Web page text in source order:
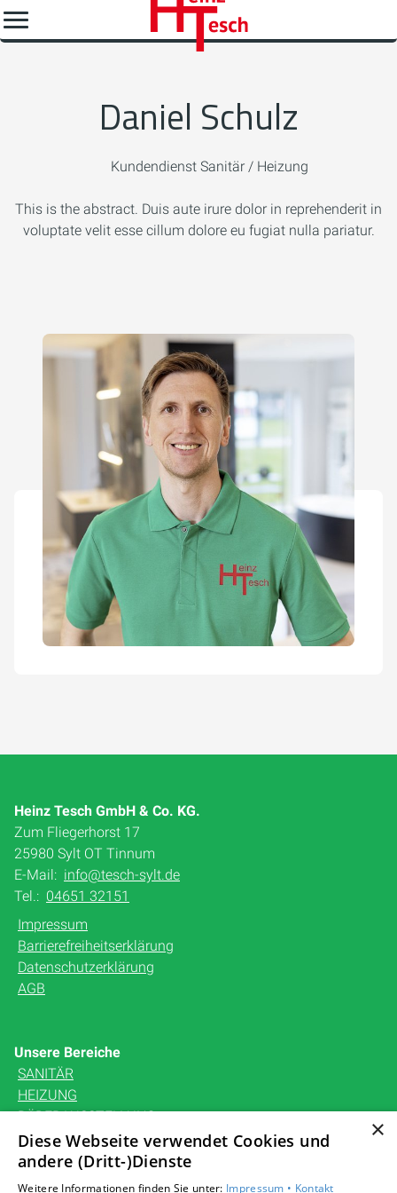
Daniel Schulz
Kundendienst Sanitär / Heizung
This is the abstract. Duis aute irure dolor in reprehenderit in
voluptate velit esse cillum dolore eu fugiat nulla pariatur.
Heinz Tesch GmbH & Co. KG.
Zum Fliegerhorst 17
25980 Sylt OT Tinnum
E-Mail: info@tesch-sylt.de
Tel.: 04651 32151
Impressum
Barrierefreiheitserklärung
Datenschutzerklärung
AGB
Unsere Bereiche
SANITÄR
HEIZUNG
BÄDERAUSSTELLUNG
KARRIERE
UNTERNEHMEN
KONTAKT
×
Diese Webseite verwendet Cookies und
andere (Dritt-)Dienste
Weitere Informationen finden Sie unter: Impressum • Kontakt